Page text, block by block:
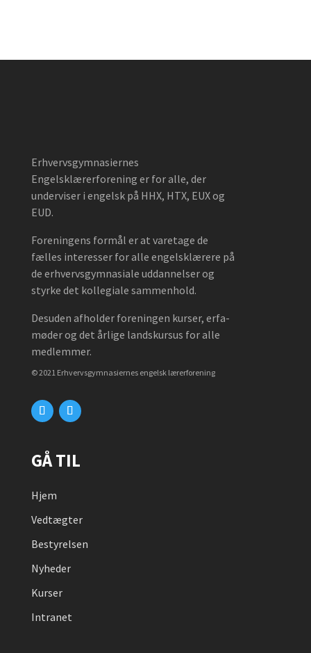
Erhvervsgymnasiernes
Engelsklærerforening er for alle, der
underviser i engelsk på HHX, HTX, EUX og
EUD.
Foreningens formål er at varetage de
fælles interesser for alle engelsklærere på
de erhvervsgymnasiale uddannelser og
styrke det kollegiale sammenhold.
Desuden afholder foreningen kurser, erfa-
møder og det årlige landskursus for alle
medlemmer.
© 2021 Erhvervsgymnasiernes engelsk lærerforening
GÅ TIL
Hjem
Vedtægter
Bestyrelsen
Nyheder
Kurser
Intranet